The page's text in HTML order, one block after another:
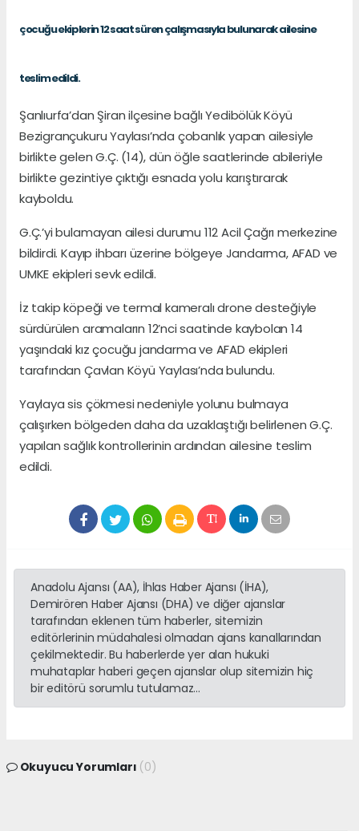
çocuğu ekiplerin 12 saat süren çalışmasıyla bulunarak ailesine
teslim edildi.
Şanlıurfa’dan Şiran ilçesine bağlı Yedibölük Köyü
Bezigrançukuru Yaylası’nda çobanlık yapan ailesiyle
birlikte gelen G.Ç. (14), dün öğle saatlerinde abileriyle
birlikte gezintiye çıktığı esnada yolu karıştırarak
kayboldu.
G.Ç.’yi bulamayan ailesi durumu 112 Acil Çağrı merkezine
bildirdi. Kayıp ihbarı üzerine bölgeye Jandarma, AFAD ve
UMKE ekipleri sevk edildi.
İz takip köpeği ve termal kameralı drone desteğiyle
sürdürülen aramaların 12’nci saatinde kaybolan 14
yaşındaki kız çocuğu jandarma ve AFAD ekipleri
tarafından Çavlan Köyü Yaylası’nda bulundu.
Yaylaya sis çökmesi nedeniyle yolunu bulmaya
çalışırken bölgeden daha da uzaklaştığı belirlenen G.Ç.
yapılan sağlık kontrollerinin ardından ailesine teslim
edildi.
Anadolu Ajansı (AA), İhlas Haber Ajansı (İHA),
Demirören Haber Ajansı (DHA) ve diğer ajanslar
tarafından eklenen tüm haberler, sitemizin
editörlerinin müdahalesi olmadan ajans kanallarından
çekilmektedir. Bu haberlerde yer alan hukuki
muhataplar haberi geçen ajanslar olup sitemizin hiç
bir editörü sorumlu tutulamaz...
Okuyucu Yorumları (0)